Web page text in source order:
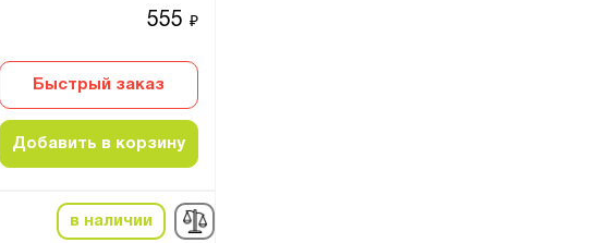
555 ₽
Быстрый заказ
Добавить в корзину
в наличии